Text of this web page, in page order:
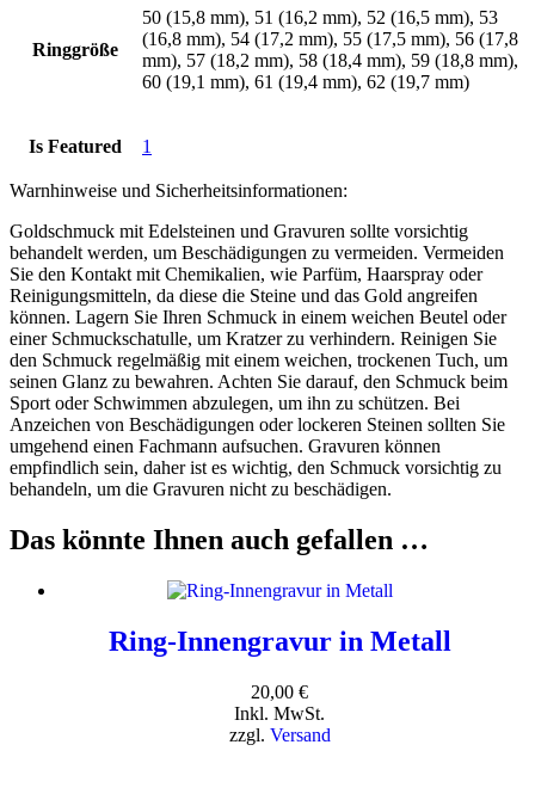
Ringgröße
50 (15,8 mm), 51 (16,2 mm), 52 (16,5 mm), 53
(16,8 mm), 54 (17,2 mm), 55 (17,5 mm), 56 (17,8
mm), 57 (18,2 mm), 58 (18,4 mm), 59 (18,8 mm),
60 (19,1 mm), 61 (19,4 mm), 62 (19,7 mm)
Is Featured 1
Warnhinweise und Sicherheitsinformationen:
Goldschmuck mit Edelsteinen und Gravuren sollte vorsichtig
behandelt werden, um Beschädigungen zu vermeiden. Vermeiden
Sie den Kontakt mit Chemikalien, wie Parfüm, Haarspray oder
Reinigungsmitteln, da diese die Steine und das Gold angreifen
können. Lagern Sie Ihren Schmuck in einem weichen Beutel oder
einer Schmuckschatulle, um Kratzer zu verhindern. Reinigen Sie
den Schmuck regelmäßig mit einem weichen, trockenen Tuch, um
seinen Glanz zu bewahren. Achten Sie darauf, den Schmuck beim
Sport oder Schwimmen abzulegen, um ihn zu schützen. Bei
Anzeichen von Beschädigungen oder lockeren Steinen sollten Sie
umgehend einen Fachmann aufsuchen. Gravuren können
empfindlich sein, daher ist es wichtig, den Schmuck vorsichtig zu
behandeln, um die Gravuren nicht zu beschädigen.
Das könnte Ihnen auch gefallen …
Ring-Innengravur in Metall
20,00 €
Inkl. MwSt.
zzgl. Versand